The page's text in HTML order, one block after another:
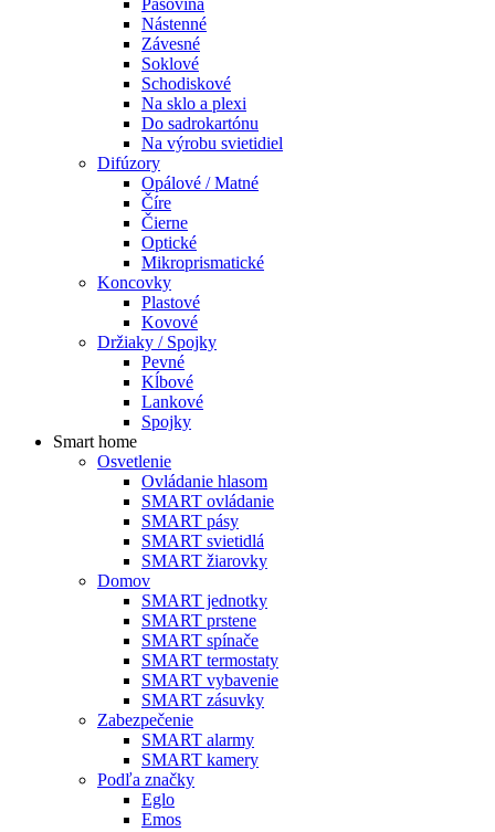
Pásovina
Nástenné
Závesné
Soklové
Schodiskové
Na sklo a plexi
Do sadrokartónu
Na výrobu svietidiel
Difúzory
Opálové / Matné
Číre
Čierne
Optické
Mikroprismatické
Koncovky
Plastové
Kovové
Držiaky / Spojky
Pevné
Kĺbové
Lankové
Spojky
Smart home
Osvetlenie
Ovládanie hlasom
SMART ovládanie
SMART pásy
SMART svietidlá
SMART žiarovky
Domov
SMART jednotky
SMART prstene
SMART spínače
SMART termostaty
SMART vybavenie
SMART zásuvky
Zabezpečenie
SMART alarmy
SMART kamery
Podľa značky
Eglo
Emos